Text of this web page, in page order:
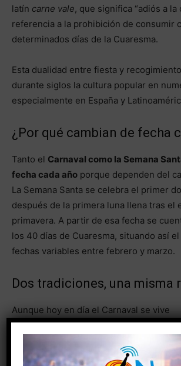
latín carne vale, que significa “adiós a la
referencia a la prohibición de consumir
determinados días de la Cuaresma.
Esta dualidad entre fiesta y
durante siglos la cultura popular en
especialmente en España y
¿Por qué cambian de fecha
Tanto el Carnaval como la Semana
fecha cada año porque dependen del
La Semana Santa se celebra el primer
después de la primera luna llena tras el
primavera. A partir de esa fecha se
los 40 días de Cuaresma, situando así
fechas variables entre febrero y marzo.
Dos tradiciones, una misma
Aunque hoy en día el Carnaval se vive
mayoritariamente como una fiesta
la Semana Santa como una celebración
ambas comparten una raíz histórica